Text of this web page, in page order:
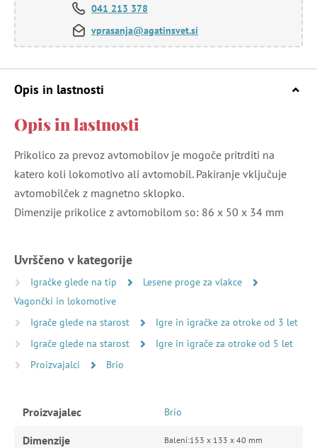
041 213 378
vprasanja@agatinsvet.si
Opis in lastnosti
Opis in lastnosti
Prikolico za prevoz avtomobilov je mogoče pritrditi na
katero koli lokomotivo ali avtomobil. Pakiranje vključuje
avtomobilček z magnetno sklopko.
Dimenzije prikolice z avtomobilom so: 86 x 50 x 34 mm
Uvrščeno v kategorije
Igračke glede na tip
Lesene proge za vlakce
Vagončki in lokomotive
Igrače glede na starost
Igre in igračke za otroke od 3 let
Igrače glede na starost
Igre in igrače za otroke od 5 let
Proizvajalci
Brio
Proizvajalec Brio
Dimenzije Balení:153 x 133 x 40 mm